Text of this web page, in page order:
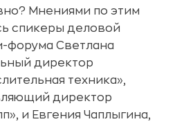
Мнениями по этим
спикеры деловой
форума Светлана
директор
техника»,
директор
и Евгения Чаплыгина,